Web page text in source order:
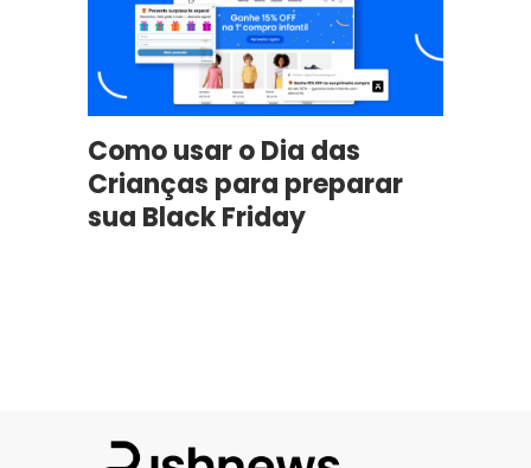
Como usar o Dia das
Crianças para preparar
sua Black Friday